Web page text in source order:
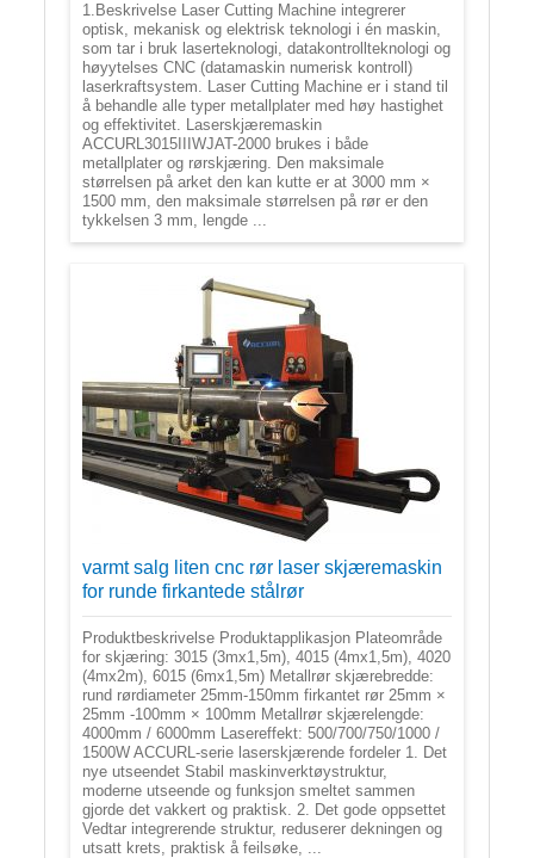
1.Beskrivelse Laser Cutting Machine integrerer
optisk, mekanisk og elektrisk teknologi i én maskin,
som tar i bruk laserteknologi, datakontrollteknologi og
høyytelses CNC (datamaskin numerisk kontroll)
laserkraftsystem. Laser Cutting Machine er i stand til
å behandle alle typer metallplater med høy hastighet
og effektivitet. Laserskjæremaskin
ACCURL3015IIIWJAT-2000 brukes i både
metallplater og rørskjæring. Den maksimale
størrelsen på arket den kan kutte er at 3000 mm ×
1500 mm, den maksimale størrelsen på rør er den
tykkelsen 3 mm, lengde ...
varmt salg liten cnc rør laser skjæremaskin
for runde firkantede stålrør
Produktbeskrivelse Produktapplikasjon Plateområde
for skjæring: 3015 (3mx1,5m), 4015 (4mx1,5m), 4020
(4mx2m), 6015 (6mx1,5m) Metallrør skjærebredde:
rund rørdiameter 25mm-150mm firkantet rør 25mm ×
25mm -100mm × 100mm Metallrør skjærelengde:
4000mm / 6000mm Lasereffekt: 500/700/750/1000 /
1500W ACCURL-serie laserskjærende fordeler 1. Det
nye utseendet Stabil maskinverktøystruktur,
moderne utseende og funksjon smeltet sammen
gjorde det vakkert og praktisk. 2. Det gode oppsettet
Vedtar integrerende struktur, reduserer dekningen og
utsatt krets, praktisk å feilsøke, ...